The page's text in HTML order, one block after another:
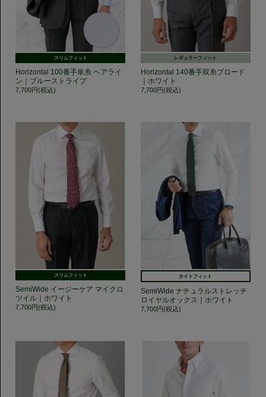
スリムフィット
Horizontal 100番手単糸 ヘアライ
ン｜ブルーストライプ
7,700円(税込)
レギュラーフィット
Horizontal 140番手双糸ブロード
｜ホワイト
7,700円(税込)
スリムフィット
SemiWide イージーケア マイクロ
ツイル｜ホワイト
7,700円(税込)
タイトフィット
SemiWide ナチュラルストレッチ
ロイヤルオックス｜ホワイト
7,700円(税込)